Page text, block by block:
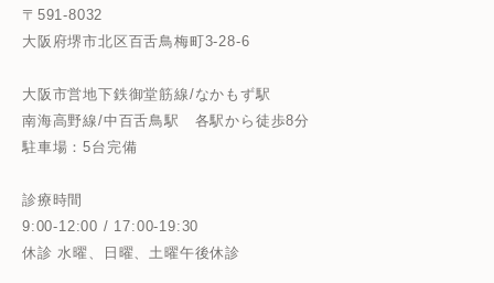
〒591-8032
大阪府堺市北区百舌鳥梅町3-28-6
大阪市営地下鉄御堂筋線/なかもず駅
南海高野線/中百舌鳥駅 各駅から徒歩8分
駐車場：5台完備
診療時間
9:00-12:00 / 17:00-19:30
休診 水曜、日曜、土曜午後休診